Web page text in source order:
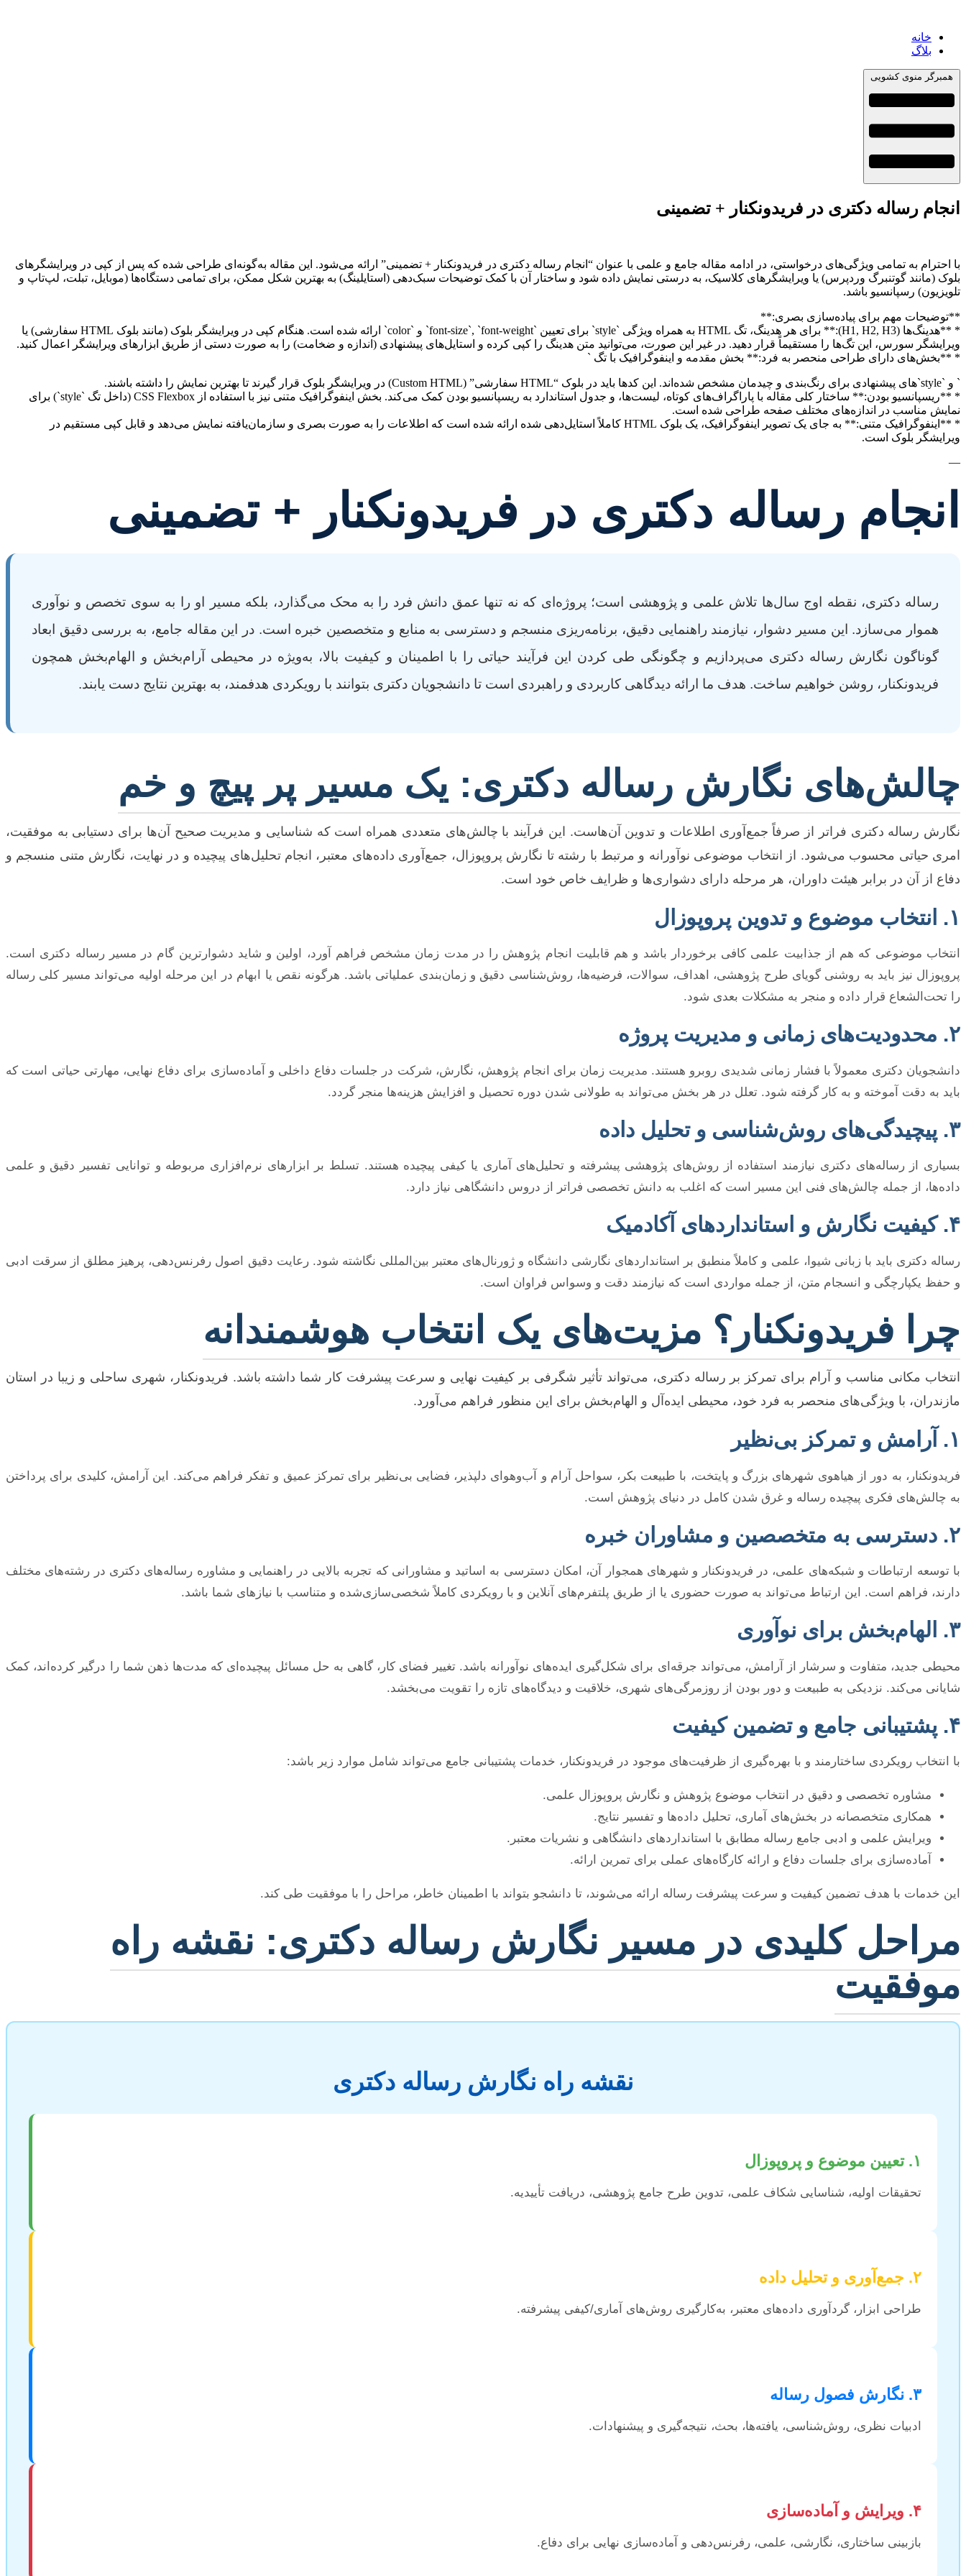
خانه
بلاگ
همبرگر منوی کشویی
انجام رساله دکتری در فریدونکنار + تضمینی
با احترام به تمامی ویژگی‌های درخواستی، در ادامه مقاله جامع و علمی با عنوان “انجام رساله دکتری در فریدونکنار + تضمینی” ارائه می‌شود. این مقاله به‌گونه‌ای طراحی شده که پس از کپی در ویرایشگرهای
بلوک (مانند گوتنبرگ وردپرس) یا ویرایشگرهای کلاسیک، به درستی نمایش داده شود و ساختار آن با کمک توضیحات سبک‌دهی (استایلینگ) به بهترین شکل ممکن، برای تمامی دستگاه‌ها (موبایل، تبلت، لپ‌تاپ و
تلویزیون) رسپانسیو باشد.
**توضیحات مهم برای پیاده‌سازی بصری:**
* **هدینگ‌ها (H1, H2, H3):** برای هر هدینگ، تگ HTML به همراه ویژگی `style` برای تعیین `font-size`, `font-weight` و `color` ارائه شده است. هنگام کپی در ویرایشگر بلوک (مانند بلوک HTML سفارشی) یا
ویرایشگر سورس، این تگ‌ها را مستقیماً قرار دهید. در غیر این صورت، می‌توانید متن هدینگ را کپی کرده و استایل‌های پیشنهادی (اندازه و ضخامت) را به صورت دستی از طریق ابزارهای ویرایشگر اعمال کنید.
* **بخش‌های دارای طراحی منحصر به فرد:** بخش مقدمه و اینفوگرافیک با تگ `
` و `style`های پیشنهادی برای رنگ‌بندی و چیدمان مشخص شده‌اند. این کدها باید در بلوک “HTML سفارشی” (Custom HTML) در ویرایشگر بلوک قرار گیرند تا بهترین نمایش را داشته باشند.
* **ریسپانسیو بودن:** ساختار کلی مقاله با پاراگراف‌های کوتاه، لیست‌ها، و جدول استاندارد به ریسپانسیو بودن کمک می‌کند. بخش اینفوگرافیک متنی نیز با استفاده از CSS Flexbox (داخل تگ `style`) برای
نمایش مناسب در اندازه‌های مختلف صفحه طراحی شده است.
* **اینفوگرافیک متنی:** به جای یک تصویر اینفوگرافیک، یک بلوک HTML کاملاً استایل‌دهی شده ارائه شده است که اطلاعات را به صورت بصری و سازمان‌یافته نمایش می‌دهد و قابل کپی مستقیم در
ویرایشگر بلوک است.
—
انجام رساله دکتری در فریدونکنار + تضمینی
رساله دکتری، نقطه اوج سال‌ها تلاش علمی و پژوهشی است؛ پروژه‌ای که نه تنها عمق دانش فرد را به محک می‌گذارد، بلکه مسیر او را به سوی تخصص و نوآوری
هموار می‌سازد. این مسیر دشوار، نیازمند راهنمایی دقیق، برنامه‌ریزی منسجم و دسترسی به منابع و متخصصین خبره است. در این مقاله جامع، به بررسی دقیق ابعاد
گوناگون نگارش رساله دکتری می‌پردازیم و چگونگی طی کردن این فرآیند حیاتی را با اطمینان و کیفیت بالا، به‌ویژه در محیطی آرام‌بخش و الهام‌بخش همچون
فریدونکنار، روشن خواهیم ساخت. هدف ما ارائه دیدگاهی کاربردی و راهبردی است تا دانشجویان دکتری بتوانند با رویکردی هدفمند، به بهترین نتایج دست یابند.
چالش‌های نگارش رساله دکتری: یک مسیر پر پیچ و خم
نگارش رساله دکتری فراتر از صرفاً جمع‌آوری اطلاعات و تدوین آن‌هاست. این فرآیند با چالش‌های متعددی همراه است که شناسایی و مدیریت صحیح آن‌ها برای دستیابی به موفقیت،
امری حیاتی محسوب می‌شود. از انتخاب موضوعی نوآورانه و مرتبط با رشته تا نگارش پروپوزال، جمع‌آوری داده‌های معتبر، انجام تحلیل‌های پیچیده و در نهایت، نگارش متنی منسجم و
دفاع از آن در برابر هیئت داوران، هر مرحله دارای دشواری‌ها و ظرایف خاص خود است.
۱. انتخاب موضوع و تدوین پروپوزال
انتخاب موضوعی که هم از جذابیت علمی کافی برخوردار باشد و هم قابلیت انجام پژوهش را در مدت زمان مشخص فراهم آورد، اولین و شاید دشوارترین گام در مسیر رساله دکتری است.
پروپوزال نیز باید به روشنی گویای طرح پژوهشی، اهداف، سوالات، فرضیه‌ها، روش‌شناسی دقیق و زمان‌بندی عملیاتی باشد. هرگونه نقص یا ابهام در این مرحله اولیه می‌تواند مسیر کلی رساله
را تحت‌الشعاع قرار داده و منجر به مشکلات بعدی شود.
۲. محدودیت‌های زمانی و مدیریت پروژه
دانشجویان دکتری معمولاً با فشار زمانی شدیدی روبرو هستند. مدیریت زمان برای انجام پژوهش، نگارش، شرکت در جلسات دفاع داخلی و آماده‌سازی برای دفاع نهایی، مهارتی حیاتی است که
باید به دقت آموخته و به کار گرفته شود. تعلل در هر بخش می‌تواند به طولانی شدن دوره تحصیل و افزایش هزینه‌ها منجر گردد.
۳. پیچیدگی‌های روش‌شناسی و تحلیل داده
بسیاری از رساله‌های دکتری نیازمند استفاده از روش‌های پژوهشی پیشرفته و تحلیل‌های آماری یا کیفی پیچیده هستند. تسلط بر ابزارهای نرم‌افزاری مربوطه و توانایی تفسیر دقیق و علمی
داده‌ها، از جمله چالش‌های فنی این مسیر است که اغلب به دانش تخصصی فراتر از دروس دانشگاهی نیاز دارد.
۴. کیفیت نگارش و استانداردهای آکادمیک
رساله دکتری باید با زبانی شیوا، علمی و کاملاً منطبق بر استانداردهای نگارشی دانشگاه و ژورنال‌های معتبر بین‌المللی نگاشته شود. رعایت دقیق اصول رفرنس‌دهی، پرهیز مطلق از سرقت ادبی
و حفظ یکپارچگی و انسجام متن، از جمله مواردی است که نیازمند دقت و وسواس فراوان است.
چرا فریدونکنار؟ مزیت‌های یک انتخاب هوشمندانه
انتخاب مکانی مناسب و آرام برای تمرکز بر رساله دکتری، می‌تواند تأثیر شگرفی بر کیفیت نهایی و سرعت پیشرفت کار شما داشته باشد. فریدونکنار، شهری ساحلی و زیبا در استان
مازندران، با ویژگی‌های منحصر به فرد خود، محیطی ایده‌آل و الهام‌بخش برای این منظور فراهم می‌آورد.
۱. آرامش و تمرکز بی‌نظیر
فریدونکنار، به دور از هیاهوی شهرهای بزرگ و پایتخت، با طبیعت بکر، سواحل آرام و آب‌وهوای دلپذیر، فضایی بی‌نظیر برای تمرکز عمیق و تفکر فراهم می‌کند. این آرامش، کلیدی برای پرداختن
به چالش‌های فکری پیچیده رساله و غرق شدن کامل در دنیای پژوهش است.
۲. دسترسی به متخصصین و مشاوران خبره
با توسعه ارتباطات و شبکه‌های علمی، در فریدونکنار و شهرهای همجوار آن، امکان دسترسی به اساتید و مشاورانی که تجربه بالایی در راهنمایی و مشاوره رساله‌های دکتری در رشته‌های مختلف
دارند، فراهم است. این ارتباط می‌تواند به صورت حضوری یا از طریق پلتفرم‌های آنلاین و با رویکردی کاملاً شخصی‌سازی‌شده و متناسب با نیازهای شما باشد.
۳. الهام‌بخش برای نوآوری
محیطی جدید، متفاوت و سرشار از آرامش، می‌تواند جرقه‌ای برای شکل‌گیری ایده‌های نوآورانه باشد. تغییر فضای کار، گاهی به حل مسائل پیچیده‌ای که مدت‌ها ذهن شما را درگیر کرده‌اند، کمک
شایانی می‌کند. نزدیکی به طبیعت و دور بودن از روزمرگی‌های شهری، خلاقیت و دیدگاه‌های تازه را تقویت می‌بخشد.
۴. پشتیبانی جامع و تضمین کیفیت
با انتخاب رویکردی ساختارمند و با بهره‌گیری از ظرفیت‌های موجود در فریدونکنار، خدمات پشتیبانی جامع می‌تواند شامل موارد زیر باشد:
مشاوره تخصصی و دقیق در انتخاب موضوع پژوهش و نگارش پروپوزال علمی.
همکاری متخصصانه در بخش‌های آماری، تحلیل داده‌ها و تفسیر نتایج.
ویرایش علمی و ادبی جامع رساله مطابق با استانداردهای دانشگاهی و نشریات معتبر.
آماده‌سازی برای جلسات دفاع و ارائه کارگاه‌های عملی برای تمرین ارائه.
این خدمات با هدف تضمین کیفیت و سرعت پیشرفت رساله ارائه می‌شوند، تا دانشجو بتواند با اطمینان خاطر، مراحل را با موفقیت طی کند.
مراحل کلیدی در مسیر نگارش رساله دکتری: نقشه راه
موفقیت
نقشه راه نگارش رساله دکتری
۱. تعیین موضوع و پروپوزال
تحقیقات اولیه، شناسایی شکاف علمی، تدوین طرح جامع پژوهشی، دریافت تأییدیه.
۲. جمع‌آوری و تحلیل داده
طراحی ابزار، گردآوری داده‌های معتبر، به‌کارگیری روش‌های آماری/کیفی پیشرفته.
۳. نگارش فصول رساله
ادبیات نظری، روش‌شناسی، یافته‌ها، بحث، نتیجه‌گیری و پیشنهادات.
۴. ویرایش و آماده‌سازی
بازبینی ساختاری، نگارشی، علمی، رفرنس‌دهی و آماده‌سازی نهایی برای دفاع.